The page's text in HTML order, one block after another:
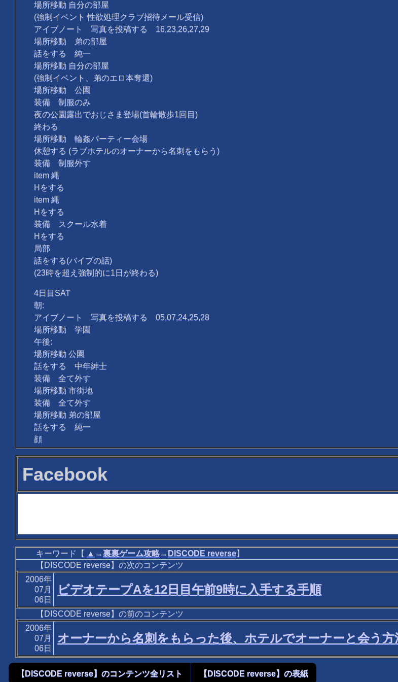
場所移動 自分の部屋
(強制イベント 性欲処理クラブ招待メール受信)
アイブノート 写真を投稿する 16,23,26,27,29
場所移動 弟の部屋
話をする 純一
場所移動 自分の部屋
(強制イベント、弟のエロ本奪還)
場所移動 公園
装備 制服のみ
夜の公園露出でおじさま登場(首輪散歩1回目)
終わる
場所移動 輪姦パーティー会場
休憩する (ラブホテルのオーナーから名刺をもらう)
装備 制服外す
item 縄
Hをする
item 縄
Hをする
装備 スクール水着
Hをする
局部
話をする(バイブの話)
(23時を超え強制的に1日が終わる)
4日目SAT
朝:
アイブノート 写真を投稿する 05,07,24,25,28
場所移動 学園
午後:
場所移動 公園
話をする 中年紳士
装備 全て外す
場所移動 市街地
装備 全て外す
場所移動 弟の部屋
話をする 純一
顔
Facebook
キーワード【 ▲ →裏裏ゲーム攻略→ DISCODE reverse】
【DISCODE reverse】の次のコンテンツ
2006年
07月
06日
ビデオテープAを12日目午前9時に入手する手順
【DISCODE reverse】の前のコンテンツ
2006年
07月
06日
オーナーから名刺をもらった後、ホテルでオーナーと会う方
【DISCODE reverse】のコンテンツ全リスト 【DISCODE reverse】の表紙